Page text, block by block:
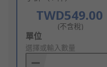
TWD549.00
(不含稅)
Add
to
Basket
單位
選擇或輸入數量